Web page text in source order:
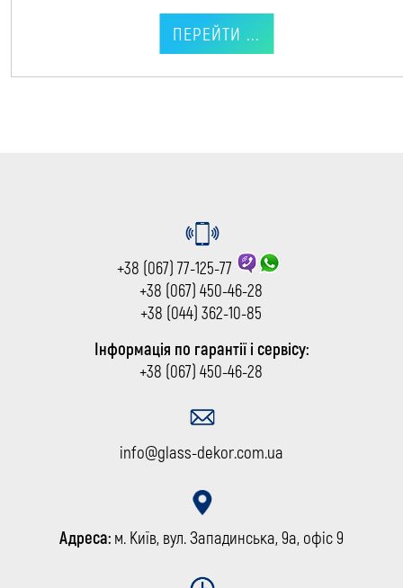
ПЕРЕЙТИ ...
+38 (067) 77-125-77
+38 (067) 450-46-28
+38 (044) 362-10-85
Інформація по гарантії і сервісу:
+38 (067) 450-46-28
info@glass-dekor.com.ua
Адреса:м. Київ, вул. Западинська, 9а, офіс 9